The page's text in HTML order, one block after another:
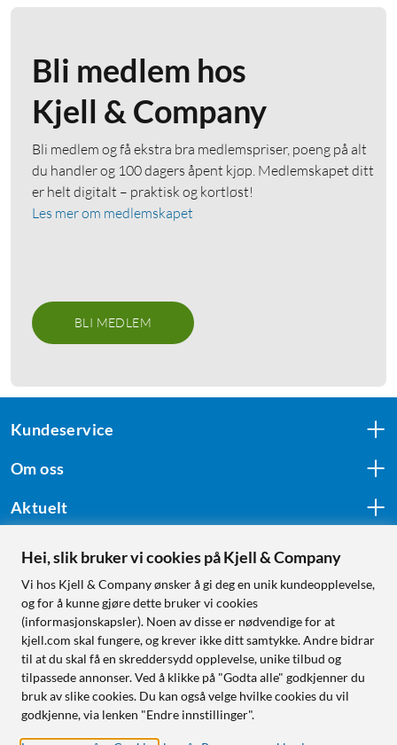
Bli medlem hos
Kjell & Company
Bli medlem og få ekstra bra medlemspriser, poeng på alt
du handler og 100 dagers åpent kjøp. Medlemskapet ditt
er helt digitalt – praktisk og kortløst!
Les mer om medlemskapet
BLI MEDLEM
Kundeservice
Om oss
Aktuelt
Følg oss
Handle fra:
Sverige
Norge
Hei, slik bruker vi cookies på Kjell & Company
Vi hos Kjell & Company ønsker å gi deg en unik kundeopplevelse,
og for å kunne gjøre dette bruker vi cookies
(informasjonskapsler). Noen av disse er nødvendige for at
kjell.com skal fungere, og krever ikke ditt samtykke. Andre bidrar
til at du skal få en skreddersydd opplevelse, unike tilbud og
tilpassede annonser. Ved å klikke på "Godta alle" godkjenner du
bruk av slike cookies. Du kan også velge hvilke cookies du vil
godkjenne, via lenken "Endre innstillinger".